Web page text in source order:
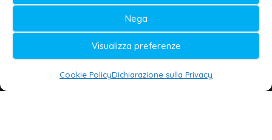
Nega
Visualizza preferenze
Cookie PolicyDichiarazione sulla Privacy
Editore e direttore responsabile:
Daniele G. Masciullo
Galatina24 è marchio registrato dal Ministero
delle Imprese